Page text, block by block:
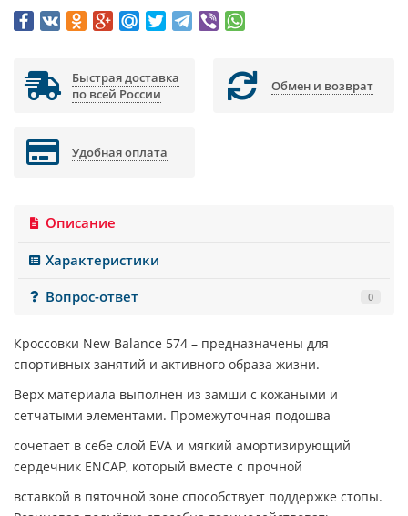
Быстрая доставка
по всей России
Обмен и возврат
Удобная оплата
Описание
Характеристики
Вопрос-ответ
0
Кроссовки New Balance 574 – предназначены для
спортивных занятий и активного образа жизни.
Верх материала выполнен из замши с кожаными и
сетчатыми элементами. Промежуточная подошва
сочетает в себе слой EVA и мягкий амортизирующий
сердечник ENCAP, который вместе с прочной
вставкой в пяточной зоне способствует поддержке стопы.